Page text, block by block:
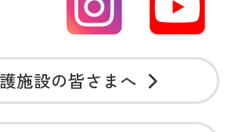
施設の皆さまへ